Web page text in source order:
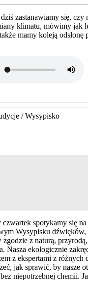
zastanawiamy się, czy
klimatu, mówimy jak
mamy koleją odsłonę
/ Wysypisko
spotykamy się na
Wysypisku
z naturą,
Nasza ekologicznie
z ekspertami z różnych
jak sprawić, by nasze
bez niepotrzebnej chemii.